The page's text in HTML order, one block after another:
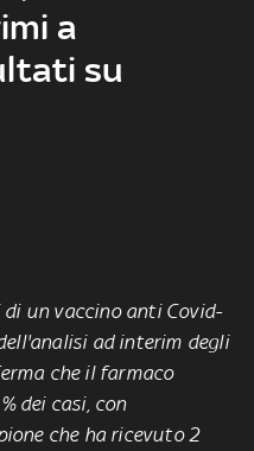
a
su
un vaccino anti Covid-
ad interim degli
che il farmaco
dei casi, con
che ha ricevuto 2